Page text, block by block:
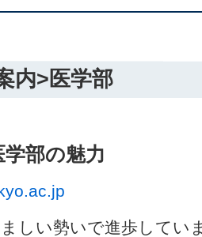
内>医学部
部の魅力
しい勢いで進歩してい